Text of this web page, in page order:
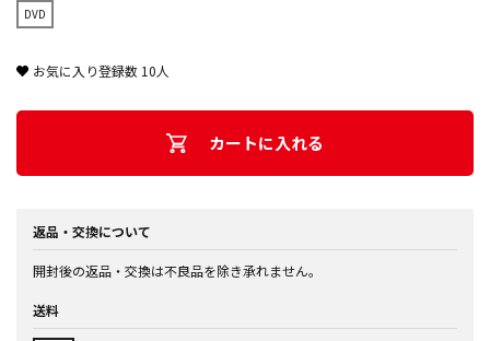
DVD
お気に入り登録数 10人
カートに入れる
返品・交換について
開封後の返品・交換は不良品を除き承れません。
送料